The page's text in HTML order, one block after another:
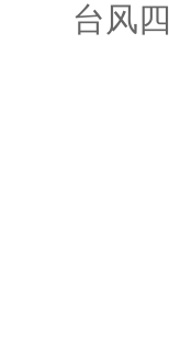
台风